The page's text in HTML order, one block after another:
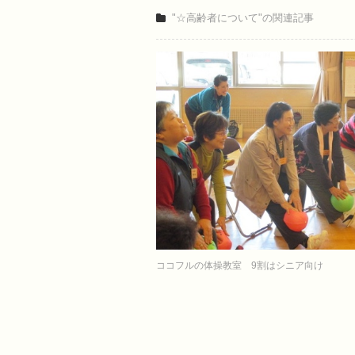
"☆高齢者について"の関連記事
ココフルの体操教室 9割はシニア向け